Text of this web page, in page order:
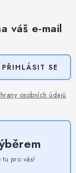
váš e-mail
osobních údajů
PŘIHLÁSIT SE
tu pro vás!